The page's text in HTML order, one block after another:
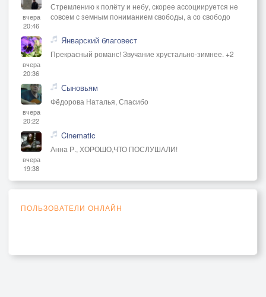
вчера
20:46
Стремлению к полёту и небу, скорее ассоциируется не
совсем с земным пониманием свободы, а со свободо
вчера
20:36
Январский благовест
Прекрасный романс! Звучание хрустально-зимнее. +2
вчера
20:22
Сыновьям
Фёдорова Наталья, Спасибо
вчера
19:38
Cinematic
Анна Р., ХОРОШО,ЧТО ПОСЛУШАЛИ!
ПОЛЬЗОВАТЕЛИ ОНЛАЙН